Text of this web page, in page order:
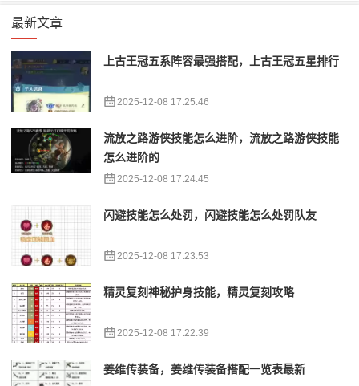
最新文章
上古王冠五系阵容最强搭配，上古王冠五星排行
2025-12-08 17:25:46
流放之路游侠技能怎么进阶，流放之路游侠技能
怎么进阶的
2025-12-08 17:24:45
闪避技能怎么处罚，闪避技能怎么处罚队友
2025-12-08 17:23:53
精灵复刻神秘护身技能，精灵复刻攻略
2025-12-08 17:22:39
姜维传装备，姜维传装备搭配一览表最新